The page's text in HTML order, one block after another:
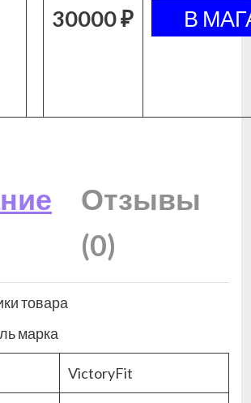
30000 ₽
Отзывы
(0)
товара
марка
VictoryFit